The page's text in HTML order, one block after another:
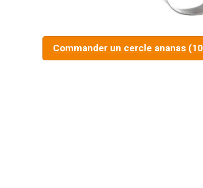
Commander un cercle ananas